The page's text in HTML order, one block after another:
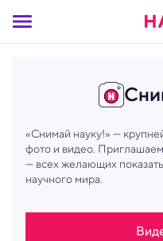
«Снимай науку!» —
фото и видео.
— всех желающих
научного мира.